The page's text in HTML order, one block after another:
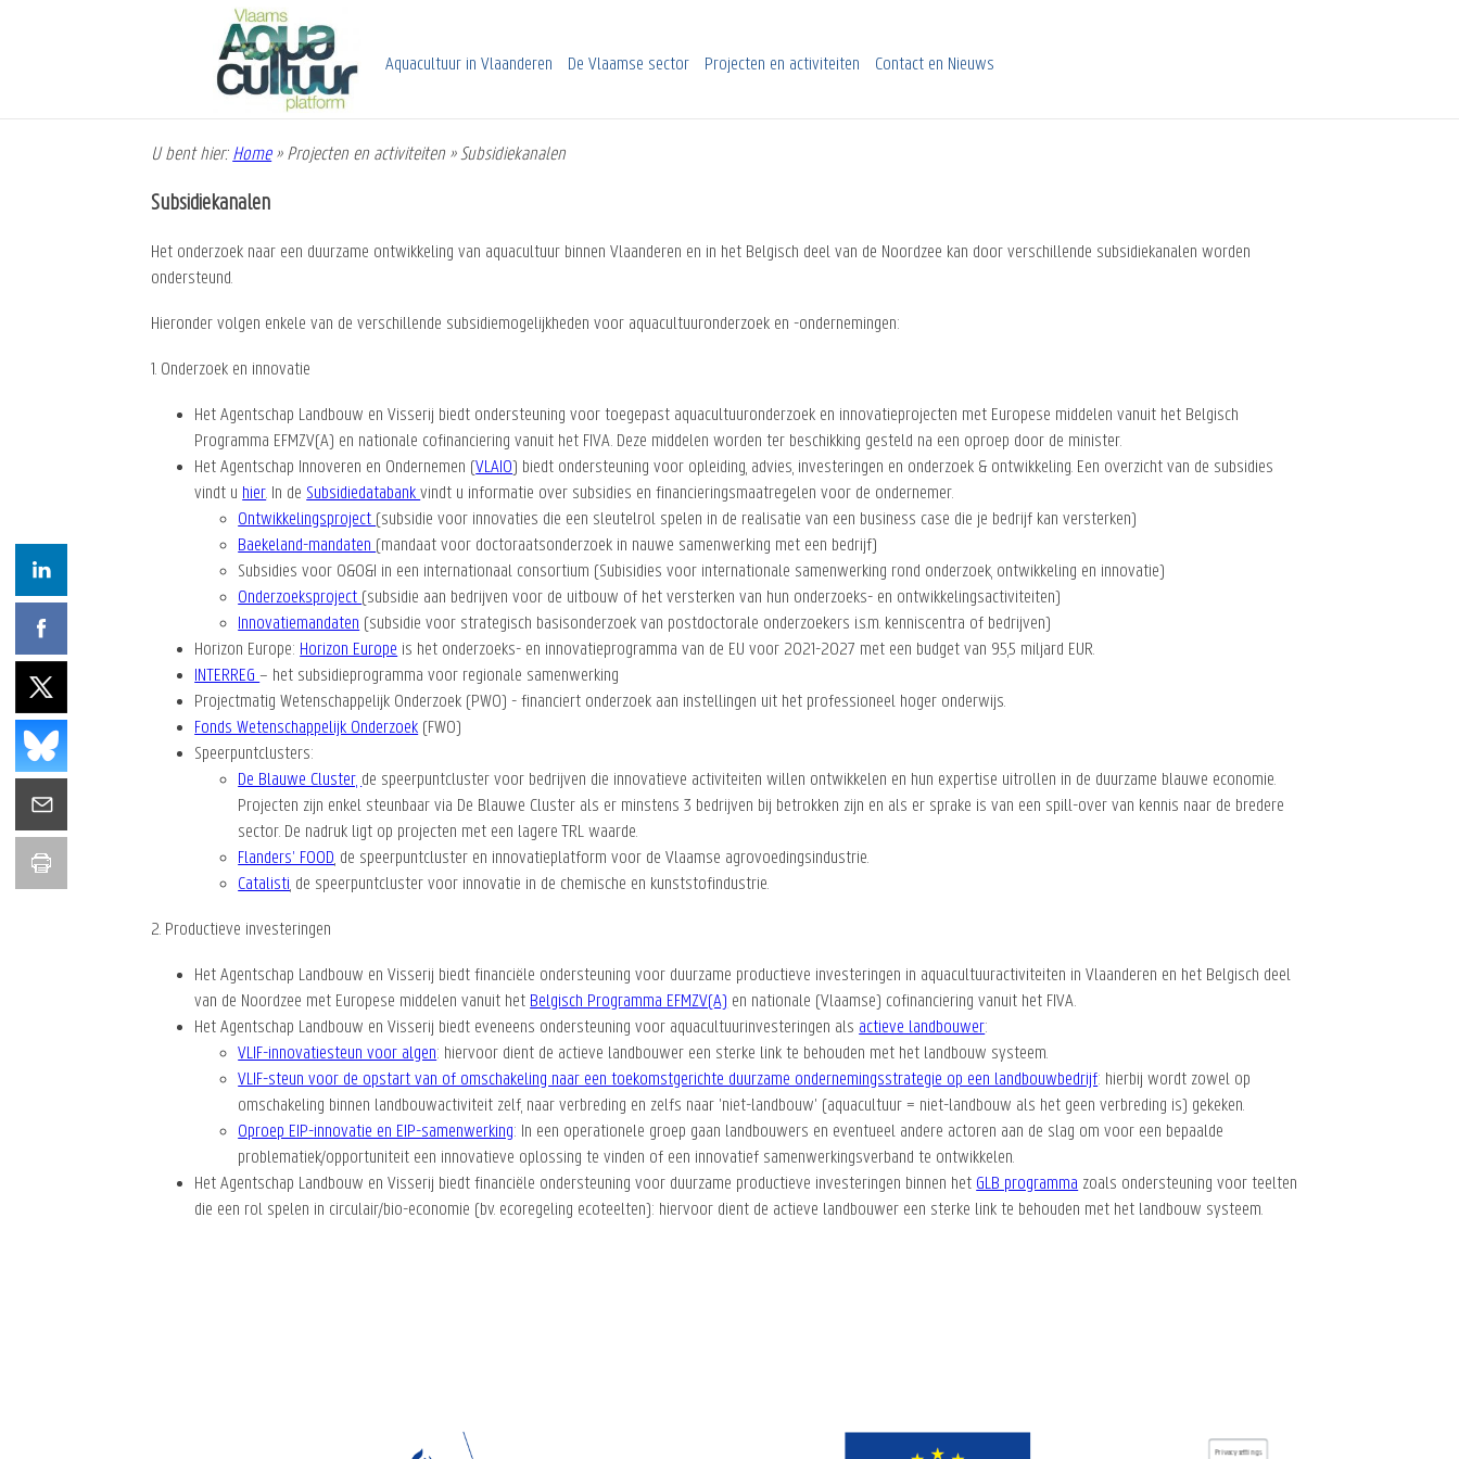
Aquacultuur in Vlaanderen De Vlaamse sector Projecten en activiteiten Contact en Nieuws
U bent hier: Home » Projecten en activiteiten » Subsidiekanalen
Subsidiekanalen
Het onderzoek naar een duurzame ontwikkeling van aquacultuur binnen Vlaanderen en in het Belgisch deel van de Noordzee kan door verschillende subsidiekanalen worden
ondersteund.
Hieronder volgen enkele van de verschillende subsidiemogelijkheden voor aquacultuuronderzoek en -ondernemingen:
1. Onderzoek en innovatie
Het Agentschap Landbouw en Visserij biedt ondersteuning voor toegepast aquacultuuronderzoek en innovatieprojecten met Europese middelen vanuit het Belgisch
Programma EFMZV(A) en nationale cofinanciering vanuit het FIVA. Deze middelen worden ter beschikking gesteld na een oproep door de minister.
Het Agentschap Innoveren en Ondernemen (VLAIO) biedt ondersteuning voor opleiding, advies, investeringen en onderzoek & ontwikkeling. Een overzicht van de subsidies
vindt u hier. In de Subsidiedatabankvindt u informatie over subsidies en financieringsmaatregelen voor de ondernemer.
Ontwikkelingsproject (subsidie voor innovaties die een sleutelrol spelen in de realisatie van een business case die je bedrijf kan versterken)
Baekeland-mandaten (mandaat voor doctoraatsonderzoek in nauwe samenwerking met een bedrijf)
Subsidies voor O&O&I in een internationaal consortium (Subisidies voor internationale samenwerking rond onderzoek, ontwikkeling en innovatie)
Onderzoeksproject (subsidie aan bedrijven voor de uitbouw of het versterken van hun onderzoeks- en ontwikkelingsactiviteiten)
Innovatiemandaten (subsidie voor strategisch basisonderzoek van postdoctorale onderzoekers i.s.m. kenniscentra of bedrijven)
Horizon Europe: Horizon Europe is het onderzoeks- en innovatieprogramma van de EU voor 2021-2027 met een budget van 95,5 miljard EUR.
INTERREG– het subsidieprogramma voor regionale samenwerking
Projectmatig Wetenschappelijk Onderzoek (PWO) - financiert onderzoek aan instellingen uit het professioneel hoger onderwijs.
Fonds Wetenschappelijk Onderzoek (FWO)
Speerpuntclusters:
De Blauwe Cluster, de speerpuntcluster voor bedrijven die innovatieve activiteiten willen ontwikkelen en hun expertise uitrollen in de duurzame blauwe economie.
Projecten zijn enkel steunbaar via De Blauwe Cluster als er minstens 3 bedrijven bij betrokken zijn en als er sprake is van een spill-over van kennis naar de bredere
sector. De nadruk ligt op projecten met een lagere TRL waarde.
Flanders’ FOOD, de speerpuntcluster en innovatieplatform voor de Vlaamse agrovoedingsindustrie.
Catalisti, de speerpuntcluster voor innovatie in de chemische en kunststofindustrie.
2. Productieve investeringen
Het Agentschap Landbouw en Visserij biedt financiële ondersteuning voor duurzame productieve investeringen in aquacultuuractiviteiten in Vlaanderen en het Belgisch deel
van de Noordzee met Europese middelen vanuit het Belgisch Programma EFMZV(A) en nationale (Vlaamse) cofinanciering vanuit het FIVA.
Het Agentschap Landbouw en Visserij biedt eveneens ondersteuning voor aquacultuurinvesteringen als actieve landbouwer:
VLIF-innovatiesteun voor algen: hiervoor dient de actieve landbouwer een sterke link te behouden met het landbouw systeem.
VLIF-steun voor de opstart van of omschakeling naar een toekomstgerichte duurzame ondernemingsstrategie op een landbouwbedrijf: hierbij wordt zowel op
omschakeling binnen landbouwactiviteit zelf, naar verbreding en zelfs naar 'niet-landbouw' (aquacultuur = niet-landbouw als het geen verbreding is) gekeken.
Oproep EIP-innovatie en EIP-samenwerking: In een operationele groep gaan landbouwers en eventueel andere actoren aan de slag om voor een bepaalde
problematiek/opportuniteit een innovatieve oplossing te vinden of een innovatief samenwerkingsverband te ontwikkelen.
Het Agentschap Landbouw en Visserij biedt financiële ondersteuning voor duurzame productieve investeringen binnen het GLB programma zoals ondersteuning voor teelten
die een rol spelen in circulair/bio-economie (bv. ecoregeling ecoteelten): hiervoor dient de actieve landbouwer een sterke link te behouden met het landbouw systeem.
Privacy settings